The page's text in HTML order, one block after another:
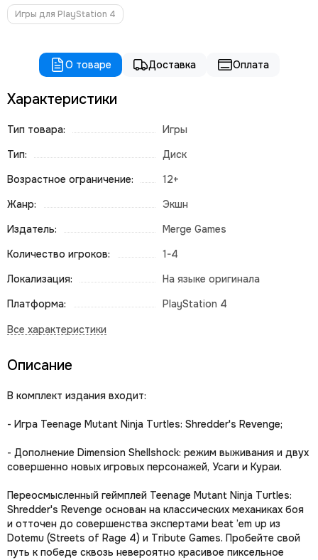
Игры для PlayStation 4
О товаре Доставка Оплата
Характеристики
Тип товара:
Игры
Тип:
Диск
Возрастное ограничение:
12+
Жанр:
Экшн
Издатель:
Merge Games
Количество игроков:
1-4
Локализация:
На языке оригинала
Платформа:
PlayStation 4
Описание
В комплект издания входит:
- Игра Teenage Mutant Ninja Turtles: Shredder's Revenge;
- Дополнение Dimension Shellshock: режим выживания и двух
совершенно новых игровых персонажей, Усаги и Кураи.
Переосмысленный геймплей Teenage Mutant Ninja Turtles:
Shredder's Revenge основан на классических механиках боя
и отточен до совершенства экспертами beat ’em up из
Dotemu (Streets of Rage 4) и Tribute Games. Пробейте свой
путь к победе сквозь невероятно красивое пиксельное